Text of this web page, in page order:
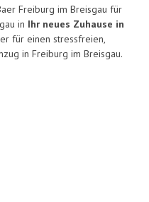
Freiburg im Breisgau für
in Ihr neues Zuhause in
für einen stressfreien,
in Freiburg im Breisgau.